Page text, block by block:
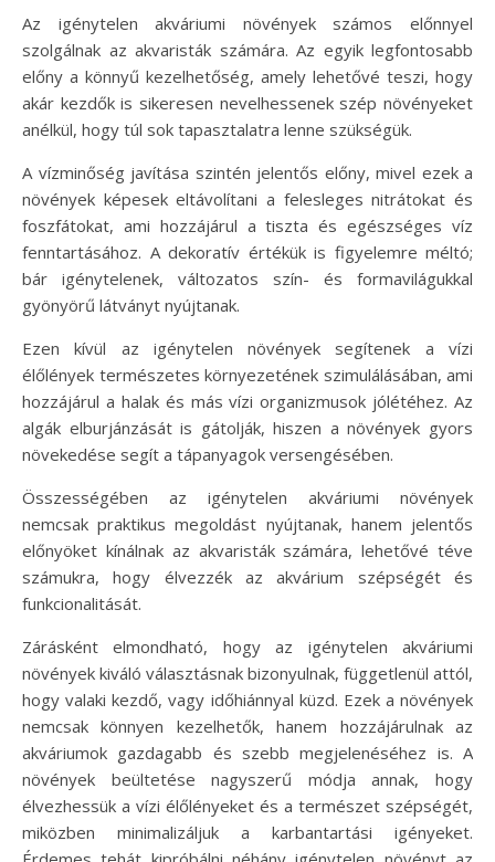
Az igénytelen akváriumi növények számos előnnyel
szolgálnak az akvaristák számára. Az egyik legfontosabb
előny a könnyű kezelhetőség, amely lehetővé teszi, hogy
akár kezdők is sikeresen nevelhessenek szép növényeket
anélkül, hogy túl sok tapasztalatra lenne szükségük.
A vízminőség javítása szintén jelentős előny, mivel ezek a
növények képesek eltávolítani a felesleges nitrátokat és
foszfátokat, ami hozzájárul a tiszta és egészséges víz
fenntartásához. A dekoratív értékük is figyelemre méltó;
bár igénytelenek, változatos szín- és formavilágukkal
gyönyörű látványt nyújtanak.
Ezen kívül az igénytelen növények segítenek a vízi
élőlények természetes környezetének szimulálásában, ami
hozzájárul a halak és más vízi organizmusok jólétéhez. Az
algák elburjánzását is gátolják, hiszen a növények gyors
növekedése segít a tápanyagok versengésében.
Összességében az igénytelen akváriumi növények
nemcsak praktikus megoldást nyújtanak, hanem jelentős
előnyöket kínálnak az akvaristák számára, lehetővé téve
számukra, hogy élvezzék az akvárium szépségét és
funkcionalitását.
Zárásként elmondható, hogy az igénytelen akváriumi
növények kiváló választásnak bizonyulnak, függetlenül attól,
hogy valaki kezdő, vagy időhiánnyal küzd. Ezek a növények
nemcsak könnyen kezelhetők, hanem hozzájárulnak az
akváriumok gazdagabb és szebb megjelenéséhez is. A
növények beültetése nagyszerű módja annak, hogy
élvezhessük a vízi élőlényeket és a természet szépségét,
miközben minimalizáljuk a karbantartási igényeket.